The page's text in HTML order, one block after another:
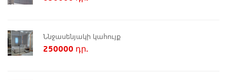
Ննջասենյակի կահույք
250000 դր.